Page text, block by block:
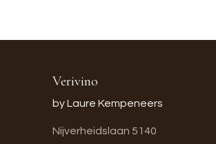
Verivino
by Laure Kempeneers
Nijverheidslaan 5140